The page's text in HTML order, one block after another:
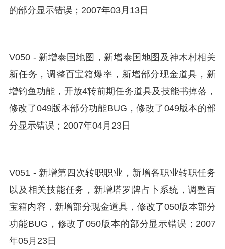
的部分显示错误；2007年03月13日
V050 - 新增泰国地图，新增泰国地图及神木村相关
新任务，调整百宝箱爆率，新增部分现金道具，新
增钓鱼功能，开放4转前期任务道具及技能书掉落，
修改了049版本部分功能BUG，修改了049版本的部
分显示错误；2007年04月23日
V051 - 新增第四次转职职业，新增各职业转职任务
以及相关技能任务，新增塔罗牌占卜系统，调整百
宝箱内容，新增部分现金道具，修改了050版本部分
功能BUG，修改了050版本的部分显示错误；2007
年05月23日